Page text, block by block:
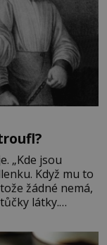
„Kde jsou
Když mu to
žádné nemá,
látky.
po jeho smrti